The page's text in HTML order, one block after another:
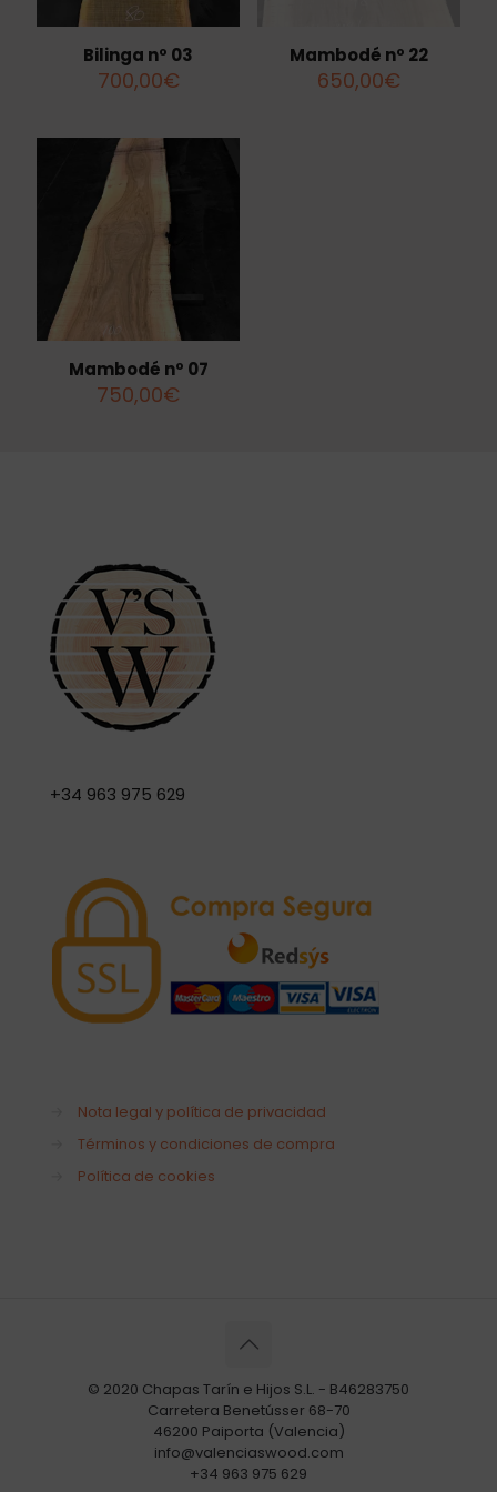
Bilinga nº 03
700,00€
Mambodé nº 22
650,00€
Mambodé nº 07
750,00€
+34 963 975 629
Nota legal y política de privacidad
Términos y condiciones de compra
Política de cookies
© 2020 Chapas Tarín e Hijos S.L. - B46283750
Carretera Benetússer 68-70
46200 Paiporta (Valencia)
info@valenciaswood.com
+34 963 975 629